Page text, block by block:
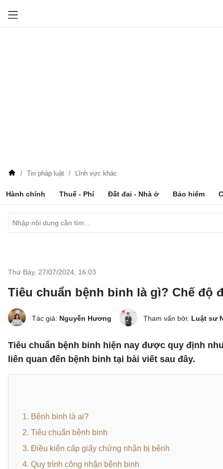
Tin pháp luật Lĩnh vực khác
Hành chính Thuế - Phí Đất đai - Nhà ở Bảo hiểm
Thứ Bảy, 27/07/2024 16:03
Tiêu chuẩn bệnh binh là gì? Chế độ
Tác giả: Nguyễn Hương Tham vấn bởi: Luật sư
Tiêu chuẩn bệnh binh hiện nay được quy định
liên quan đến bệnh binh tại bài viết sau đây.
1. Bệnh binh là ai?
2. Tiêu chuẩn bệnh binh
3. Điều kiện cấp giấy chứng nhận bị bệnh
4. Quy trình công nhận bệnh binh